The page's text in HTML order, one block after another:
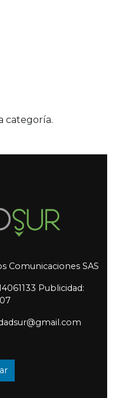
categoría.
Comunicaciones SAS
Publicidad: